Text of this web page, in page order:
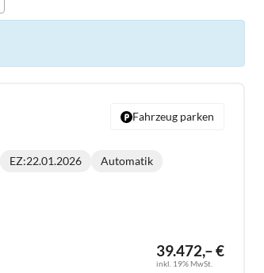
39.472,– €
inkl. 19% MwSt.
EZ:22.01.2026
Getriebe:
Automatik
Fahrzeug parken